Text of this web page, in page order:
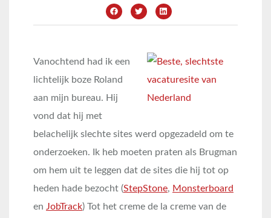
Vanochtend had ik een
lichtelijk boze Roland
aan mijn bureau. Hij
vond dat hij met
belachelijk slechte sites werd opgezadeld om te
onderzoeken. Ik heb moeten praten als Brugman
om hem uit te leggen dat de sites die hij tot op
heden hade bezocht (StepStone, Monsterboard
en JobTrack) Tot het creme de la creme van de